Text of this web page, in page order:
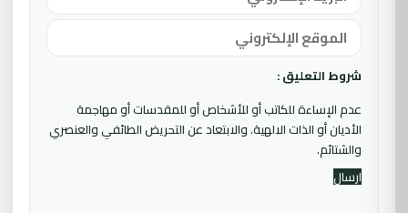
شروط التعليق :
عدم الإساءة للكاتب أو للأشخاص أو للمقدسات أو مهاجمة
الأديان أو الذات الالهية. والابتعاد عن التحريض الطائفي والعنصري
والشتائم.